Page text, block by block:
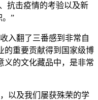
抗击疫情的考验以及新
。”
入翻了三番感到非常自
的重要贡献得到国家级博
义的文化藏品中，是非常
以及我们屡获殊荣的学